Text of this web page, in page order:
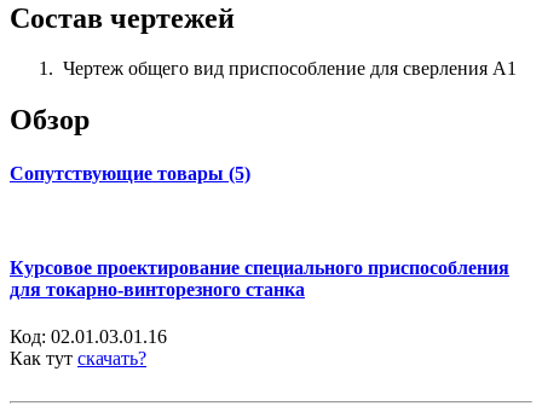
Состав чертежей
Чертеж общего вид приспособление для сверления А1
Обзор
Сопутствующие товары (5)
Курсовое проектирование специального приспособления
для токарно-винторезного станка
Код: 02.01.03.01.16
Как тут скачать?